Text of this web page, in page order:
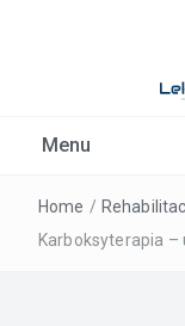
Menu
Home /
Karboksyterapia